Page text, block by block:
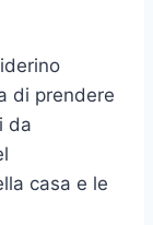
di prendere
da
casa e le